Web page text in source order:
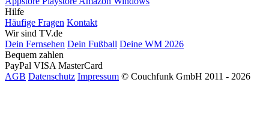
Hilfe
Häufige Fragen Kontakt
Wir sind TV.de
Dein Fernsehen Dein Fußball Deine WM 2026
Bequem zahlen
PayPal VISA MasterCard
AGB Datenschutz Impressum © Couchfunk GmbH 2011 - 2026